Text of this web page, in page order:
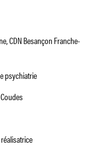
CDN Besançon Franche-
psychiatrie